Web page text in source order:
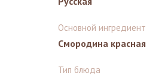
Основной ингредиент
Смородина красная
Тип блюда